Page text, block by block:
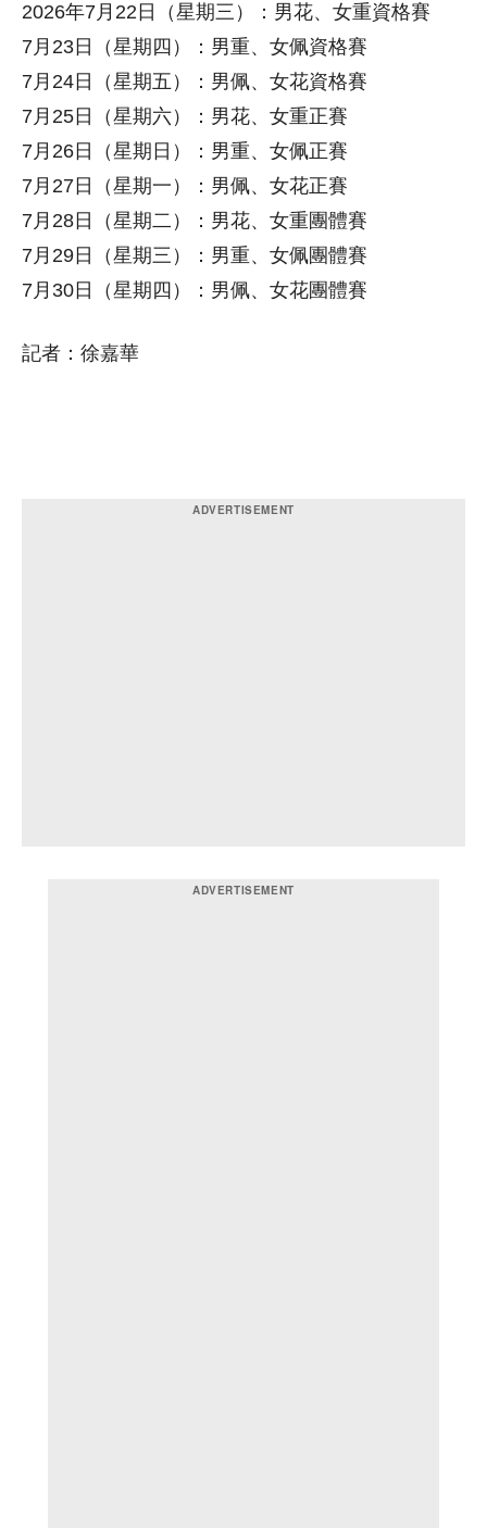
2026年7月22日（星期三）：男花、女重資格賽
7月23日（星期四）：男重、女佩資格賽
7月24日（星期五）：男佩、女花資格賽
7月25日（星期六）：男花、女重正賽
7月26日（星期日）：男重、女佩正賽
7月27日（星期一）：男佩、女花正賽
7月28日（星期二）：男花、女重團體賽
7月29日（星期三）：男重、女佩團體賽
7月30日（星期四）：男佩、女花團體賽
記者：徐嘉華